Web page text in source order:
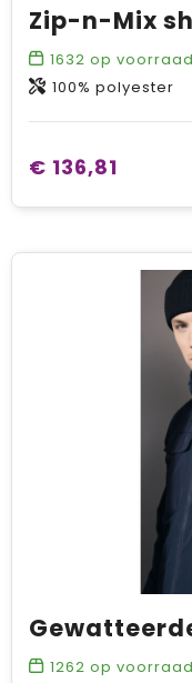
Zip-n-Mix
1632 op voorraad
100% polyester
€ 136,81
1262 op voorraad